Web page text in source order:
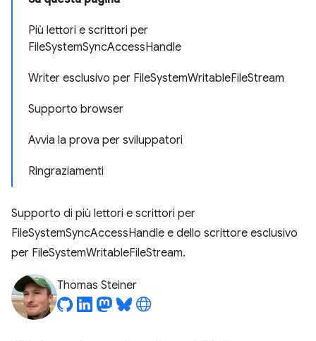
Più lettori e scrittori per
FileSystemSyncAccessHandle
Writer esclusivo per FileSystemWritableFileStream
Supporto browser
Avvia la prova per sviluppatori
Ringraziamenti
Supporto di più lettori e scrittori per
FileSystemSyncAccessHandle e dello scrittore esclusivo
per FileSystemWritableFileStream.
Thomas Steiner